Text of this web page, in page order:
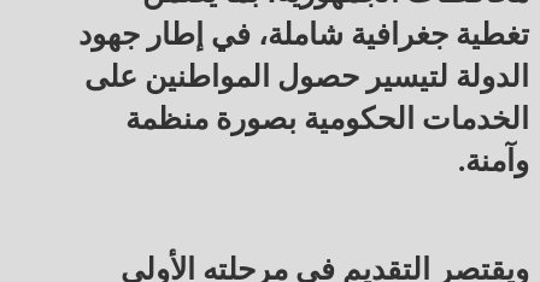
تغطية جغرافية شاملة، في إطار جهود
الدولة لتيسير حصول المواطنين على
الخدمات الحكومية بصورة منظمة
وآمنة.
ويقتصر التقديم في مرحلته الأولى